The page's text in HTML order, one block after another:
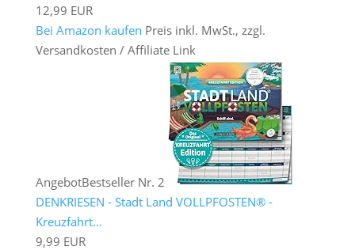
12,99 EUR
Bei Amazon kaufen Preis inkl. MwSt., zzgl.
Versandkosten / Affiliate Link
AngebotBestseller Nr. 2
DENKRIESEN - Stadt Land VOLLPFOSTEN® -
Kreuzfahrt...
9,99 EUR